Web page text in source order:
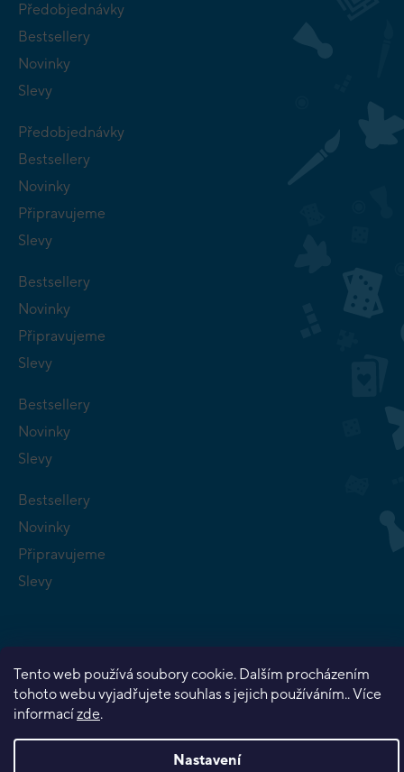
Tento web používá soubory cookie. Dalším procházením
tohoto webu vyjadřujete souhlas s jejich používáním.. Více
informacízde.
Nastavení
Předobjednávky
Bestsellery
Novinky
Slevy
Předobjednávky
Bestsellery
Novinky
Připravujeme
Slevy
Bestsellery
Novinky
Připravujeme
Slevy
Bestsellery
Novinky
Slevy
Bestsellery
Novinky
Připravujeme
Slevy
Vytvořil Shoptet Premium
Copyright 2026Planeta her. Všechna práva vyhrazena.